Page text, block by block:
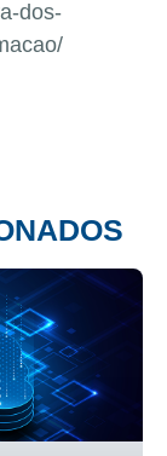
dos-